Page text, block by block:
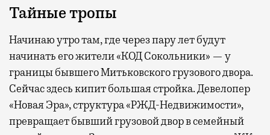
Тайные тропы
Начинаю утро там, где через пару лет будут
начинать его жители «КОД Сокольники» — у
границы бывшего Митьковского грузового двора.
Сейчас здесь кипит большая стройка. Девелопер
«Новая Эра», структура «РЖД-Недвижимости»,
превращает бывший грузовой двор в семейный